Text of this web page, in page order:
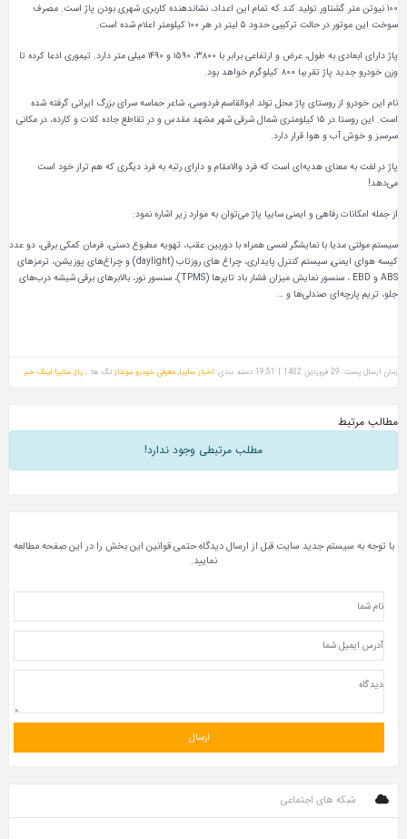
گشتاور تولید کند که تمام این اعداد، نشاندهنده کاربری شهری بودن پاژ است. مصرف
۵ لیتر در هر ۱۰۰ کیلومتر اعلام شده است.
پاژ دارای ابعادی به طول، عرض و ارتفاعی برابر با ۳۸۰۰، ۱۵۹۰ و ۱۴۹۰ میلی‌ متر دارد. تیموری ادعا کرده تا
کیلوگرم خواهد بود.
روستای پاژ محل تولد ابوالقاسم فردوسی، شاعر حماسه سرای بزرگ ایرانی گرفته شده
است. این روستا در ۱۵ کیلومتری شمال شرقی شهر مشهد مقدس و در تقاطع جاده کلات و کارده، در مکانی
هوا قرار دارد.
هدیه‌ای است که فرد والامقام و دارای رتبه به فرد دیگری که هم تراز خود است
و ایمنی سایپا پاژ می‌توان به موارد زیر اشاره نمود:
با نمایشگر لمسی همراه با دوربین عقب، تهویه مطبوع دستی، فرمان کمکی برقی، دو عدد
کیسه هوای ایمنی, سیستم کنترل پایداری، چراغ‌ های روزتاب (daylight) و چراغ‌های پوزیشن، ترمزهای
ABS و EBD ، سنسور نمایش میزان فشار باد تایرها (TPMS)، سنسور نور، بالابرهای برقی شیشه درب‌های
صندلی‌ها و …
دسته بندی: اخبار سایپا,معرفی خودرو مونتاژ تگ ها: ,پاژ,سایپا لینک خبر
مطلب مرتبطی وجود ندارد!
جدید سایت قبل از ارسال دیدگاه حتمی قوانین این بخش را در این صفحه مطالعه
های اجتماعی